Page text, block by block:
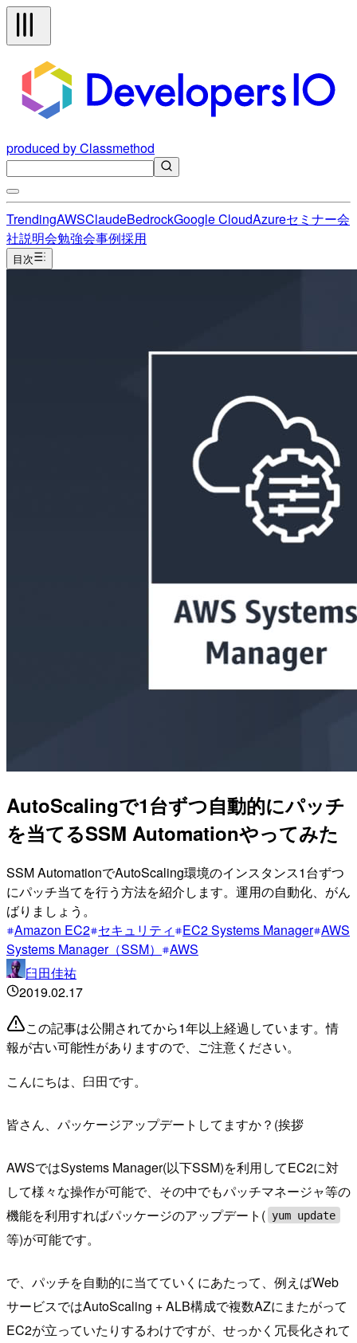
produced by Classmethod
TrendingAWSClaudeBedrockGoogle CloudAzureセミナー会
社説明会勉強会事例採用
目次
AutoScalingで1台ずつ自動的にパッチ
を当てるSSM Automationやってみた
SSM AutomationでAutoScaling環境のインスタンス1台ずつ
にパッチ当てを行う方法を紹介します。運用の自動化、がん
ばりましょう。
Amazon EC2 セキュリティ EC2 Systems Manager AWS
Systems Manager（SSM）
AWS
臼田佳祐
2019.02.17
この記事は公開されてから1年以上経過しています。情
報が古い可能性がありますので、ご注意ください。
こんにちは、臼田です。
皆さん、パッケージアップデートしてますか？(挨拶
AWSではSystems Manager(以下SSM)を利用してEC2に対
して様々な操作が可能で、その中でもパッチマネージャ等の
機能を利用すればパッケージのアップデート( yum update
等)が可能です。
で、パッチを自動的に当てていくにあたって、例えばWeb
サービスではAutoScaling + ALB構成で複数AZにまたがって
EC2が立っていたりするわけですが、せっかく冗長化されて